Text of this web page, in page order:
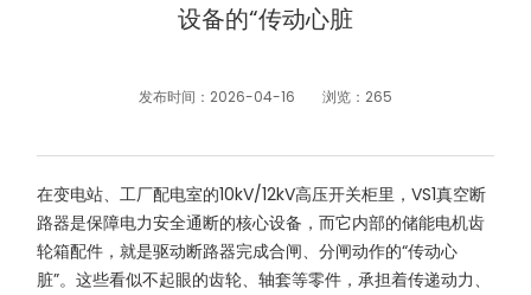
设备的“传动心脏
发布时间：2026-04-16 浏览：265
在变电站、工厂配电室的10kV/12kV高压开关柜里，VS1真空断
路器是保障电力安全通断的核心设备，而它内部的储能电机齿
轮箱配件，就是驱动断路器完成合闸、分闸动作的“传动心
脏”。这些看似不起眼的齿轮、轴套等零件，承担着传递动力、